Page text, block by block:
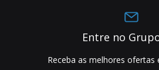
Entre no
Receba as melhores ofertas